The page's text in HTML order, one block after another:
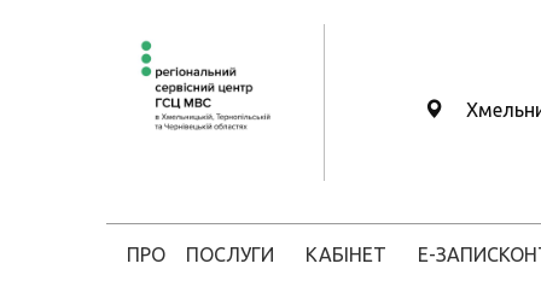
ПРО ПОСЛУГИ КАБІНЕТ Е-ЗАПИС